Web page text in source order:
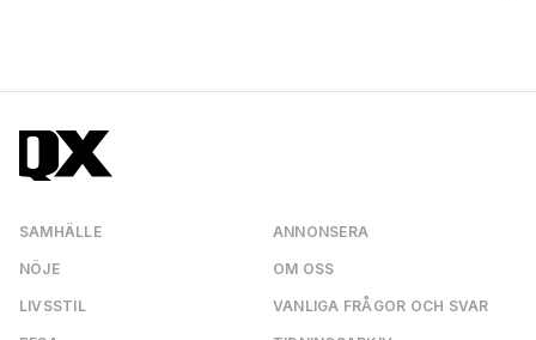
SAMHÄLLE
NÖJE
LIVSSTIL
ANNONSERA
OM OSS
VANLIGA FRÅGOR OCH SVAR